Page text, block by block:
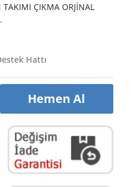
ÇIKMA ORJİNAL
Hattı
Hemen Al